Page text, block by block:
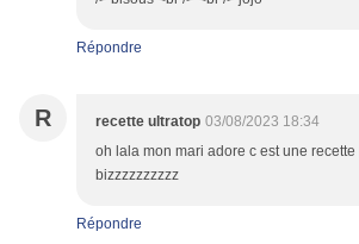
Répondre
R recette ultratop 03/08/2023 18:34
oh lala mon mari adore c est une
bizzzzzzzzzz
Répondre